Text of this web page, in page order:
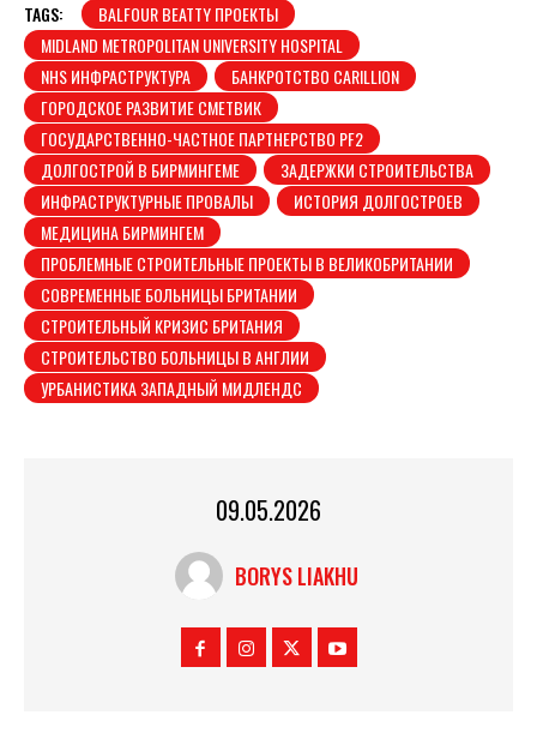
TAGS:
BALFOUR BEATTY ПРОЕКТЫ
MIDLAND METROPOLITAN UNIVERSITY HOSPITAL
NHS ИНФРАСТРУКТУРА
БАНКРОТСТВО CARILLION
ГОРОДСКОЕ РАЗВИТИЕ СМЕТВИК
ГОСУДАРСТВЕННО-ЧАСТНОЕ ПАРТНЕРСТВО PF2
ДОЛГОСТРОЙ В БИРМИНГЕМЕ
ЗАДЕРЖКИ СТРОИТЕЛЬСТВА
ИНФРАСТРУКТУРНЫЕ ПРОВАЛЫ
ИСТОРИЯ ДОЛГОСТРОЕВ
МЕДИЦИНА БИРМИНГЕМ
ПРОБЛЕМНЫЕ СТРОИТЕЛЬНЫЕ ПРОЕКТЫ В ВЕЛИКОБРИТАНИИ
СОВРЕМЕННЫЕ БОЛЬНИЦЫ БРИТАНИИ
СТРОИТЕЛЬНЫЙ КРИЗИС БРИТАНИЯ
СТРОИТЕЛЬСТВО БОЛЬНИЦЫ В АНГЛИИ
УРБАНИСТИКА ЗАПАДНЫЙ МИДЛЕНДС
09.05.2026
BORYS LIAKHU